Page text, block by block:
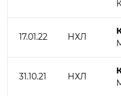
17.01.22 НХЛ
31.10.21 НХЛ